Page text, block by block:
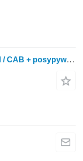
LS Tractor XJ25 MEC 4x4 - 24.4 KM / CAB + posypywarka Motyl + pług